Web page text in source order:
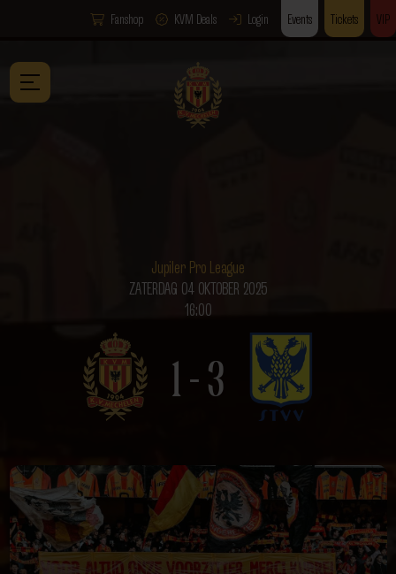
Fanshop KVM Deals Login Events Tickets VIP
Jupiler Pro League
ZATERDAG 04 OKTOBER 2025
16:00
1 - 3